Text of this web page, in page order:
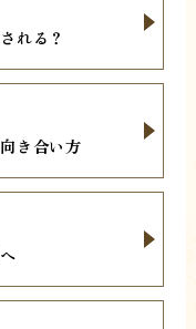
れる？
き合い方